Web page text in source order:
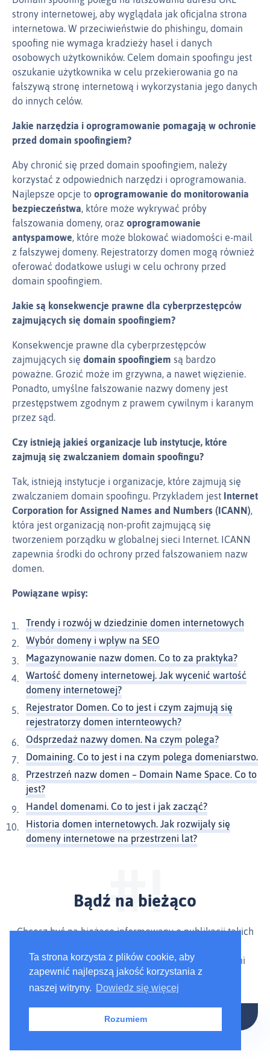
Ta strona korzysta z plików cookie, aby
zapewnić najlepszą jakość korzystania z
naszej witryny. Dowiedz się więcej
Rozumiem
strony internetowej, aby wyglądała jak oficjalna strona
internetowa. W przeciwieństwie do phishingu, domain
spoofing nie wymaga kradzieży haseł i danych
osobowych użytkowników. Celem domain spoofingu jest
oszukanie użytkownika w celu przekierowania go na
fałszywą stronę internetową i wykorzystania jego danych
do innych celów.
Jakie narzędzia i oprogramowanie pomagają w ochronie
przed domain spoofingiem?
Aby chronić się przed domain spoofingiem, należy
korzystać z odpowiednich narzędzi i oprogramowania.
Najlepsze opcje to oprogramowanie do monitorowania
bezpieczeństwa, które może wykrywać próby
fałszowania domeny, oraz oprogramowanie
antyspamowe, które może blokować wiadomości e‑mail
z fałszywej domeny. Rejestratorzy domen mogą również
oferować dodatkowe usługi w celu ochrony przed
domain spoofingiem.
Jakie są konsekwencje prawne dla cyberprzestępców
zajmujących się domain spoofingiem?
Konsekwencje prawne dla cyberprzestępców
zajmujących się domain spoofingiem są bardzo
poważne. Grozić może im grzywna, a nawet więzienie.
Ponadto, umyślne fałszowanie nazwy domeny jest
przestępstwem zgodnym z prawem cywilnym i karanym
przez sąd.
Czy istnieją jakieś organizacje lub instytucje, które
zajmują się zwalczaniem domain spoofingu?
Tak, istnieją instytucje i organizacje, które zajmują się
zwalczaniem domain spoofingu. Przykładem jest Internet
Corporation for Assigned Names and Numbers (ICANN),
która jest organizacją non-profit zajmującą się
tworzeniem porządku w globalnej sieci Internet. ICANN
zapewnia środki do ochrony przed fałszowaniem nazw
domen.
Powiązane wpisy:
Trendy i rozwój w dziedzinie domen internetowych
Wybór domeny i wpływ na SEO
Magazynowanie nazw domen. Co to za praktyka?
Wartość domeny internetowej. Jak wycenić wartość
domeny internetowej?
Rejestrator Domen. Co to jest i czym zajmują się
rejestratorzy domen internteowych?
Odsprzedaż nazwy domen. Na czym polega?
Domaining. Co to jest i na czym polega domeniarstwo.
Przestrzeń nazw domen – Domain Name Space. Co to
jest?
Handel domenami. Co to jest i jak zacząć?
Historia domen internetowych. Jak rozwijały się
domeny internetowe na przestrzeni lat?
Bądź na bieżąco
Chcesz być na bieżąco informowany o publikacji takich
Zapisz się do naszego newslettera i czerp ze studni
mądrości jak prawdziwy wielbłąd.